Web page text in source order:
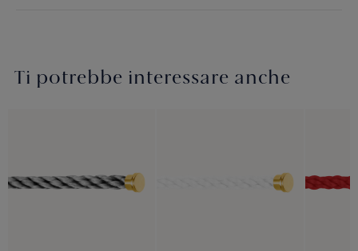
Ti potrebbe interessare anche